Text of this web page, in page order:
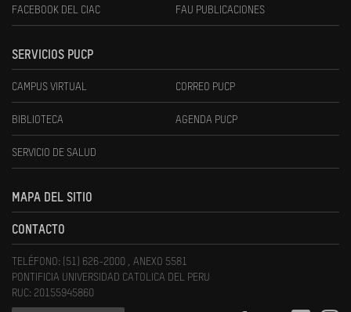
FACEBOOK DEL CIAC FAU PUBLICACIONES
SERVICIOS PUCP
CAMPUS VIRTUAL CORREO PUCP
BIBLIOTECA AGENDA PUCP
SERVICIO DE SALUD
MAPA DEL SITIO
CONTACTO
TELÉFONO: (51) 626-2000 , ANEXO 5581
PONTIFICIA UNIVERSIDAD CATOLICA DEL PERU
RUC: 20155945860